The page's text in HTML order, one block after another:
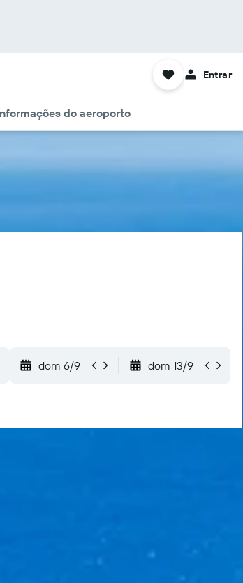
do aeroporto
Entrar
dom 6/9 dom 13/9